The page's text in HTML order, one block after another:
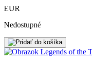
EUR
Nedostupné